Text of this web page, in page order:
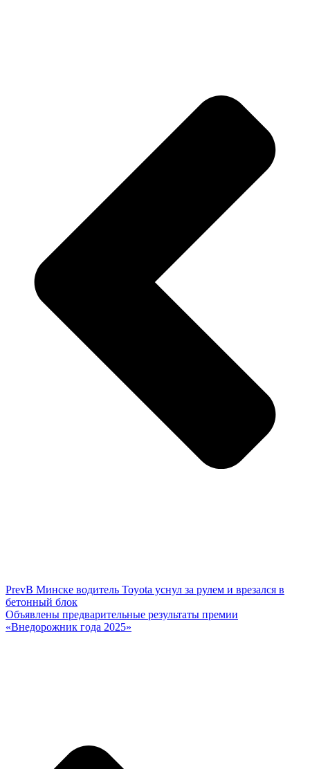
PrevВ Минске водитель Toyota уснул за рулем и врезался в
бетонный блок
Объявлены предварительные результаты премии
«Внедорожник года 2025»